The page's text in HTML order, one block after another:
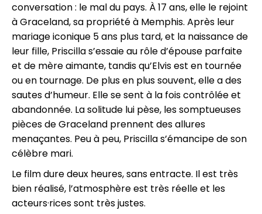
conversation : le mal du pays. À 17 ans, elle le rejoint
à Graceland, sa propriété à Memphis. Après leur
mariage iconique 5 ans plus tard, et la naissance de
leur fille, Priscilla s’essaie au rôle d’épouse parfaite
et de mère aimante, tandis qu’Elvis est en tournée
ou en tournage. De plus en plus souvent, elle a des
sautes d’humeur. Elle se sent à la fois contrôlée et
abandonnée. La solitude lui pèse, les somptueuses
pièces de Graceland prennent des allures
menaçantes. Peu à peu, Priscilla s’émancipe de son
célèbre mari.
Le film dure deux heures, sans entracte. Il est très
bien réalisé, l’atmosphère est très réelle et les
acteurs·rices sont très justes.